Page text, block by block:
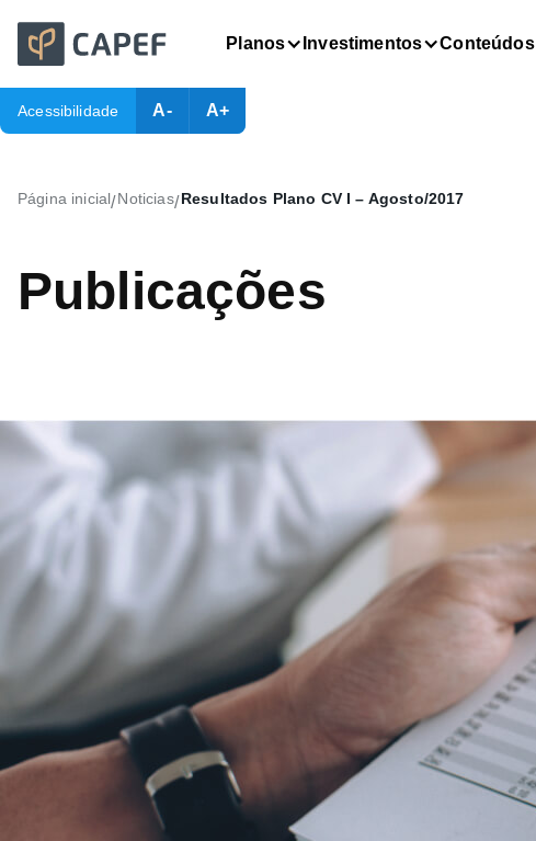
Planos Investimentos Conteúdos
Acessibilidade A- A+
Página inicial/Noticias/Resultados Plano CV I – Agosto/2017
Publicações